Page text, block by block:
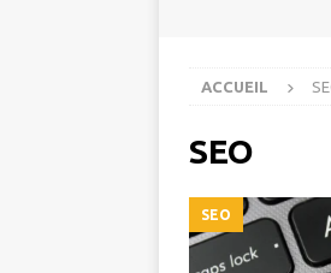
ACCUEIL
SEO
SEO